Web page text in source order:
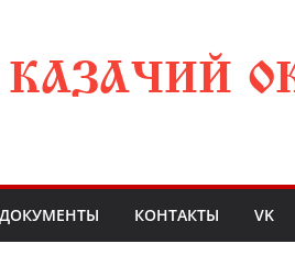
ДОКУМЕНТЫ КОНТАКТЫ VK